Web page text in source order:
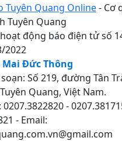
Tuyên Quang Online- Cơ
Tuyên Quang
động báo điện tử số
2022
Mai Đức Thông
Số 219, đường Tân
Quang, Việt Nam.
-
- Email: